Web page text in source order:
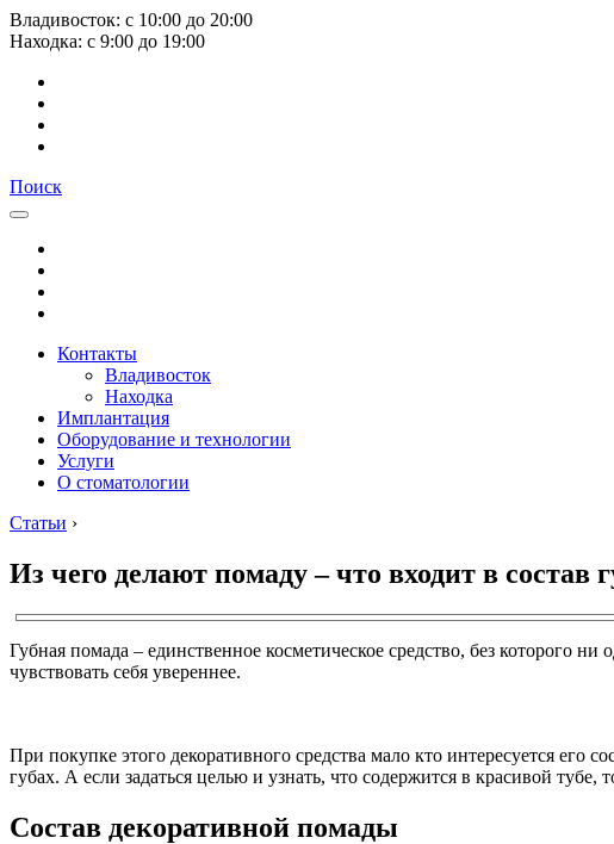
Владивосток: с 10:00 до 20:00
Находка: с 9:00 до 19:00
Поиск
Контакты
Владивосток
Находка
Имплантация
Оборудование и технологии
Услуги
О стоматологии
Статьи ›
Из чего делают помаду – что входит в состав
Губная помада – единственное косметическое средство, без которого
чувствовать себя увереннее.
При покупке этого декоративного средства мало кто интересуется его
губах. А если задаться целью и узнать, что содержится в красивой
Состав декоративной помады